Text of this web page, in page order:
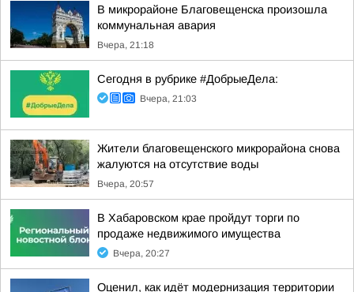
В микрорайоне Благовещенска произошла
коммунальная авария
Вчера, 21:18
Сегодня в рубрике #ДобрыеДела:
Вчера, 21:03
Жители благовещенского микрорайона снова
жалуются на отсутствие воды
Вчера, 20:57
В Хабаровском крае пройдут торги по
продаже недвижимого имущества
Вчера, 20:27
Оценил, как идёт модернизация территории